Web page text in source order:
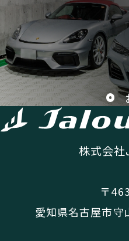
株式会社
〒
愛知県名古屋市